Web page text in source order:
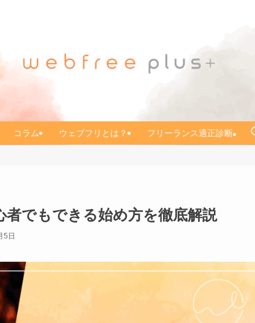
コラム ウェブフリとは？ フリーランス適正診断
でもできる始め方を徹底解説
5日